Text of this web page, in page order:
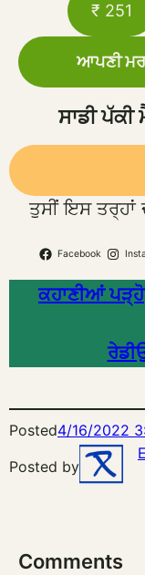
₹ 251
ਆਪਣੀ
ਸਾਡੀ
ਤੁਸੀਂ ਇਸ ਤਰ੍ਹਾਂ
Facebook
ਕਹਾਣੀਆਂ ਪੜ੍ਹੋ
Posted4/16/2022
Posted by
Comments